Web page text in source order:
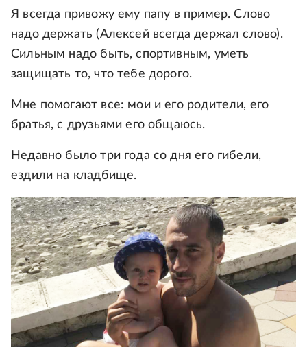
Я всегда привожу ему папу в пример. Слово
надо держать (Алексей всегда держал слово).
Сильным надо быть, спортивным, уметь
защищать то, что тебе дорого.
Мне помогают все: мои и его родители, его
братья, с друзьями его общаюсь.
Недавно было три года со дня его гибели,
ездили на кладбище.